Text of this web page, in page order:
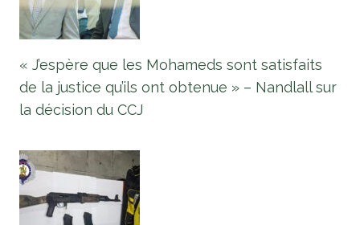
« J’espère que les Mohameds sont satisfaits
de la justice qu’ils ont obtenue » – Nandlall sur
la décision du CCJ